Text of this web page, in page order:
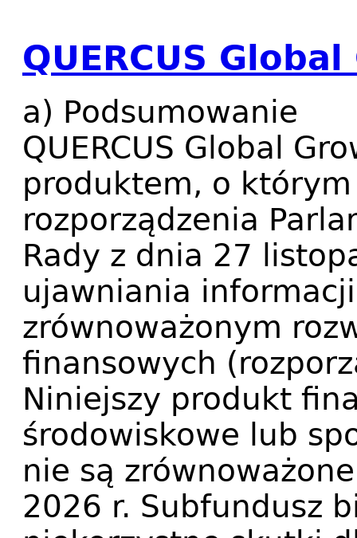
QUERCUS
a) Podsumowanie
QUERCUS Global
produktem, o
rozporządzenia
Rady z dnia 27
ujawniania
zrównoważonym
finansowych
Niniejszy produkt
środowiskowe lub
nie są
2026 r. Subfundusz